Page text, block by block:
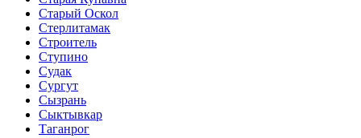
Старый Оскол
Стерлитамак
Строитель
Ступино
Судак
Сургут
Сызрань
Сыктывкар
Таганрог